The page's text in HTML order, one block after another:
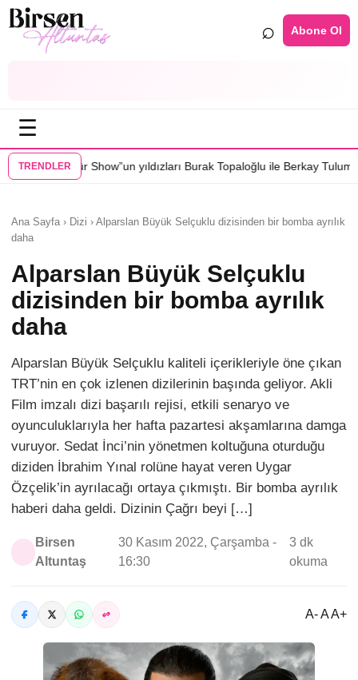
⌕ Abone Ol
☰
TRENDLER
yıldızları Burak Topaloğlu ile Berkay Tulumbacı “Ecünni”
Ana Sayfa › Dizi › Alparslan Büyük Selçuklu dizisinden bir bomba ayrılık
daha
Alparslan Büyük Selçuklu
dizisinden bir bomba ayrılık
daha
Alparslan Büyük Selçuklu kaliteli içerikleriyle öne çıkan
TRT’nin en çok izlenen dizilerinin başında geliyor. Akli
Film imzalı dizi başarılı rejisi, etkili senaryo ve
oyunculuklarıyla her hafta pazartesi akşamlarına damga
vuruyor. Sedat İnci’nin yönetmen koltuğuna oturduğu
diziden İbrahim Yınal rolüne hayat veren Uygar
Özçelik’in ayrılacağı ortaya çıkmıştı. Bir bomba ayrılık
haberi daha geldi. Dizinin Çağrı beyi […]
Birsen
Altuntaş
30 Kasım 2022, Çarşamba -
16:30
3 dk
okuma
A- A A+